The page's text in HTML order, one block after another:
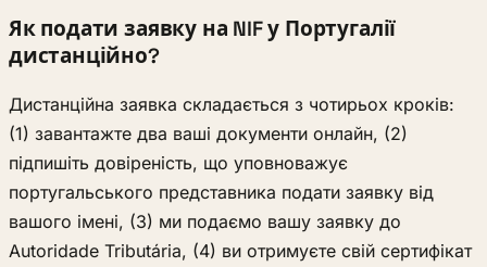
Як подати заявку на NIF у Португалії
дистанційно?
Дистанційна заявка складається з чотирьох кроків:
(1) завантажте два ваші документи онлайн, (2)
підпишіть довіреність, що уповноважує
португальського представника подати заявку від
вашого імені, (3) ми подаємо вашу заявку до
Autoridade Tributária, (4) ви отримуєте свій сертифікат